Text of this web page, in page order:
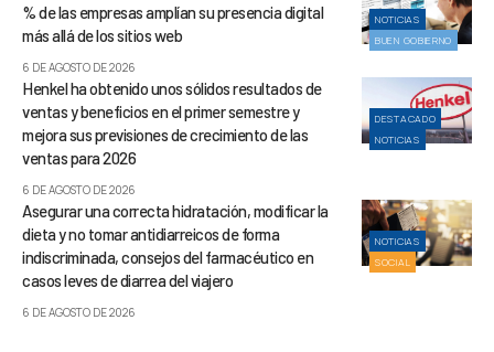
NOTICIAS
BUEN GOBIERNO
% de las empresas amplían su presencia digital
más allá de los sitios web
6 DE AGOSTO DE 2026
DESTACADO
NOTICIAS
Henkel ha obtenido unos sólidos resultados de
ventas y beneficios en el primer semestre y
mejora sus previsiones de crecimiento de las
ventas para 2026
6 DE AGOSTO DE 2026
NOTICIAS
SOCIAL
Asegurar una correcta hidratación, modificar la
dieta y no tomar antidiarreicos de forma
indiscriminada, consejos del farmacéutico en
casos leves de diarrea del viajero
6 DE AGOSTO DE 2026